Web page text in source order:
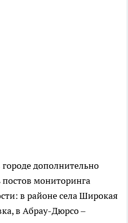
дополнительно
постов мониторинга
в районе села Широкая
в Абрау-Дюрсо –